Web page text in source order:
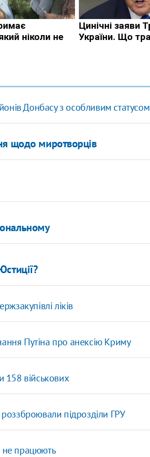
Донбасу з особливим статусом
щодо миротворців
ліків
Путіна про анексію Криму
військових
підрозділи ГРУ
не працюють